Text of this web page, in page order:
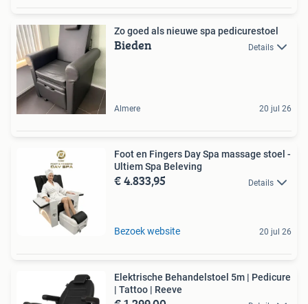
Zo goed als nieuwe spa pedicurestoel
Bieden Details
Almere 20 jul 26
Foot en Fingers Day Spa massage stoel -
Ultiem Spa Beleving
€ 4.833,95 Details
Bezoek website 20 jul 26
Elektrische Behandelstoel 5m | Pedicure
| Tattoo | Reeve